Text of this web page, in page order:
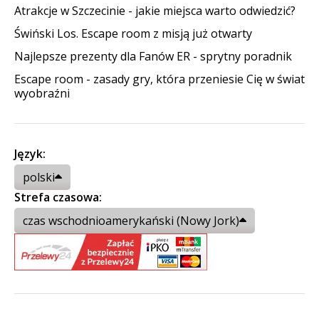
Atrakcje w Szczecinie - jakie miejsca warto odwiedzić?
Świński Los. Escape room z misją już otwarty
Najlepsze prezenty dla Fanów ER - sprytny poradnik
Escape room - zasady gry, która przeniesie Cię w świat
wyobraźni
Język:
polski
Strefa czasowa:
czas wschodnioamerykański (Nowy Jork)